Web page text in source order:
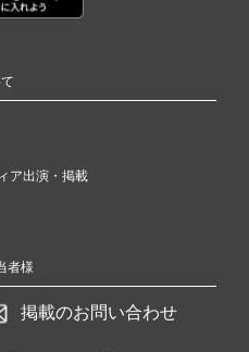
ア出演・掲載
者様
掲載のお問い合わせ